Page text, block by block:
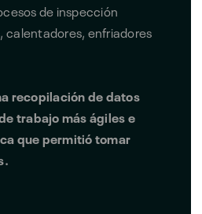
de inspección
calentadores, enfriadores
recopilación de datos
trabajo más ágiles e
que permitió tomar